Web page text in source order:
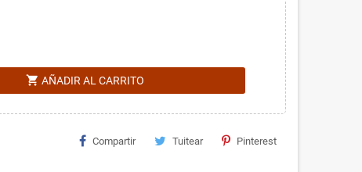
shopping_cart AÑADIR AL CARRITO
Compartir Tuitear Pinterest